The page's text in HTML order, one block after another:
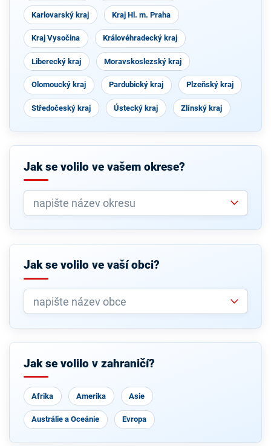
Karlovarský kraj Kraj Hl. m. Praha
Kraj Vysočina Královéhradecký kraj
Liberecký kraj Moravskoslezský kraj
Olomoucký kraj Pardubický kraj Plzeňský kraj
Středočeský kraj Ústecký kraj Zlínský kraj
Jak se volilo ve vašem okrese?
Jak se volilo ve vaší obci?
Jak se volilo v zahraničí?
Afrika Amerika Asie
Austrálie a Oceánie Evropa